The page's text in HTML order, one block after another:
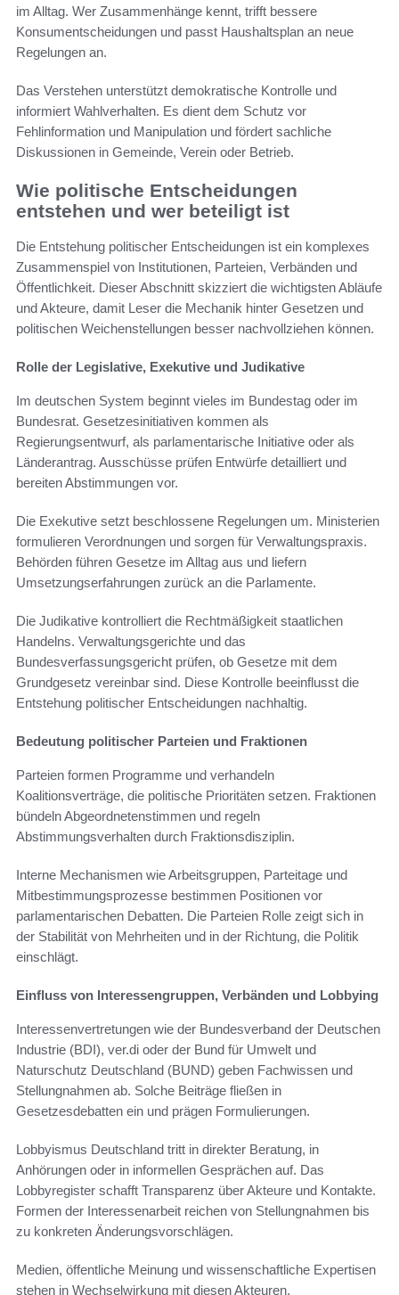
im Alltag. Wer Zusammenhänge kennt, trifft bessere
Konsumentscheidungen und passt Haushaltsplan an neue
Regelungen an.
Das Verstehen unterstützt demokratische Kontrolle und
informiert Wahlverhalten. Es dient dem Schutz vor
Fehlinformation und Manipulation und fördert sachliche
Diskussionen in Gemeinde, Verein oder Betrieb.
Wie politische Entscheidungen
entstehen und wer beteiligt ist
Die Entstehung politischer Entscheidungen ist ein komplexes
Zusammenspiel von Institutionen, Parteien, Verbänden und
Öffentlichkeit. Dieser Abschnitt skizziert die wichtigsten Abläufe
und Akteure, damit Leser die Mechanik hinter Gesetzen und
politischen Weichenstellungen besser nachvollziehen können.
Rolle der Legislative, Exekutive und Judikative
Im deutschen System beginnt vieles im Bundestag oder im
Bundesrat. Gesetzesinitiativen kommen als
Regierungsentwurf, als parlamentarische Initiative oder als
Länderantrag. Ausschüsse prüfen Entwürfe detailliert und
bereiten Abstimmungen vor.
Die Exekutive setzt beschlossene Regelungen um. Ministerien
formulieren Verordnungen und sorgen für Verwaltungspraxis.
Behörden führen Gesetze im Alltag aus und liefern
Umsetzungserfahrungen zurück an die Parlamente.
Die Judikative kontrolliert die Rechtmäßigkeit staatlichen
Handelns. Verwaltungsgerichte und das
Bundesverfassungsgericht prüfen, ob Gesetze mit dem
Grundgesetz vereinbar sind. Diese Kontrolle beeinflusst die
Entstehung politischer Entscheidungen nachhaltig.
Bedeutung politischer Parteien und Fraktionen
Parteien formen Programme und verhandeln
Koalitionsverträge, die politische Prioritäten setzen. Fraktionen
bündeln Abgeordnetenstimmen und regeln
Abstimmungsverhalten durch Fraktionsdisziplin.
Interne Mechanismen wie Arbeitsgruppen, Parteitage und
Mitbestimmungsprozesse bestimmen Positionen vor
parlamentarischen Debatten. Die Parteien Rolle zeigt sich in
der Stabilität von Mehrheiten und in der Richtung, die Politik
einschlägt.
Einfluss von Interessengruppen, Verbänden und Lobbying
Interessenvertretungen wie der Bundesverband der Deutschen
Industrie (BDI), ver.di oder der Bund für Umwelt und
Naturschutz Deutschland (BUND) geben Fachwissen und
Stellungnahmen ab. Solche Beiträge fließen in
Gesetzesdebatten ein und prägen Formulierungen.
Lobbyismus Deutschland tritt in direkter Beratung, in
Anhörungen oder in informellen Gesprächen auf. Das
Lobbyregister schafft Transparenz über Akteure und Kontakte.
Formen der Interessenarbeit reichen von Stellungnahmen bis
zu konkreten Änderungsvorschlägen.
Medien, öffentliche Meinung und wissenschaftliche Expertisen
stehen in Wechselwirkung mit diesen Akteuren.